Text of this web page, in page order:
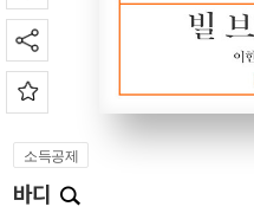
소득공제
바디